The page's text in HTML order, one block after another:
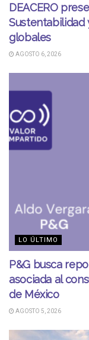
DEACERO
Sustentabilidad
globales
AGOSTO 6, 2026
LO ÚLTIMO
P&G busca
asociada al
de México
AGOSTO 5, 2026